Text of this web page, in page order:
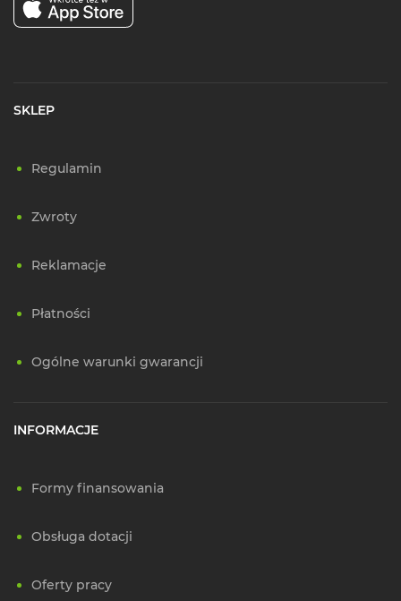
SKLEP
Regulamin
Zwroty
Reklamacje
Płatności
Ogólne warunki gwarancji
INFORMACJE
Formy finansowania
Obsługa dotacji
Oferty pracy